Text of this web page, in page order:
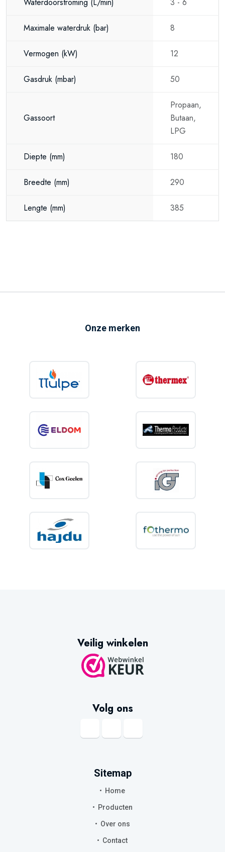
Maximale waterdruk (bar) 8
Vermogen (kW) 12
Gasdruk (mbar) 50
Gassoort
Propaan,
Butaan,
LPG
Diepte (mm) 180
Breedte (mm) 290
Lengte (mm) 385
Onze merken
Veilig winkelen
Volg ons
Sitemap
Home
Producten
Over ons
Contact